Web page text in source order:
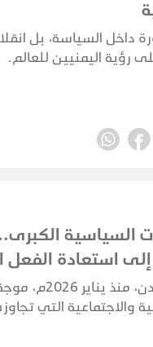
داخل السياسة، بل
رؤية اليمنيين للعالم.
السياسية
إلى استعادة
تشهد العاصمة عدن، منذ
والاجتماعية التي